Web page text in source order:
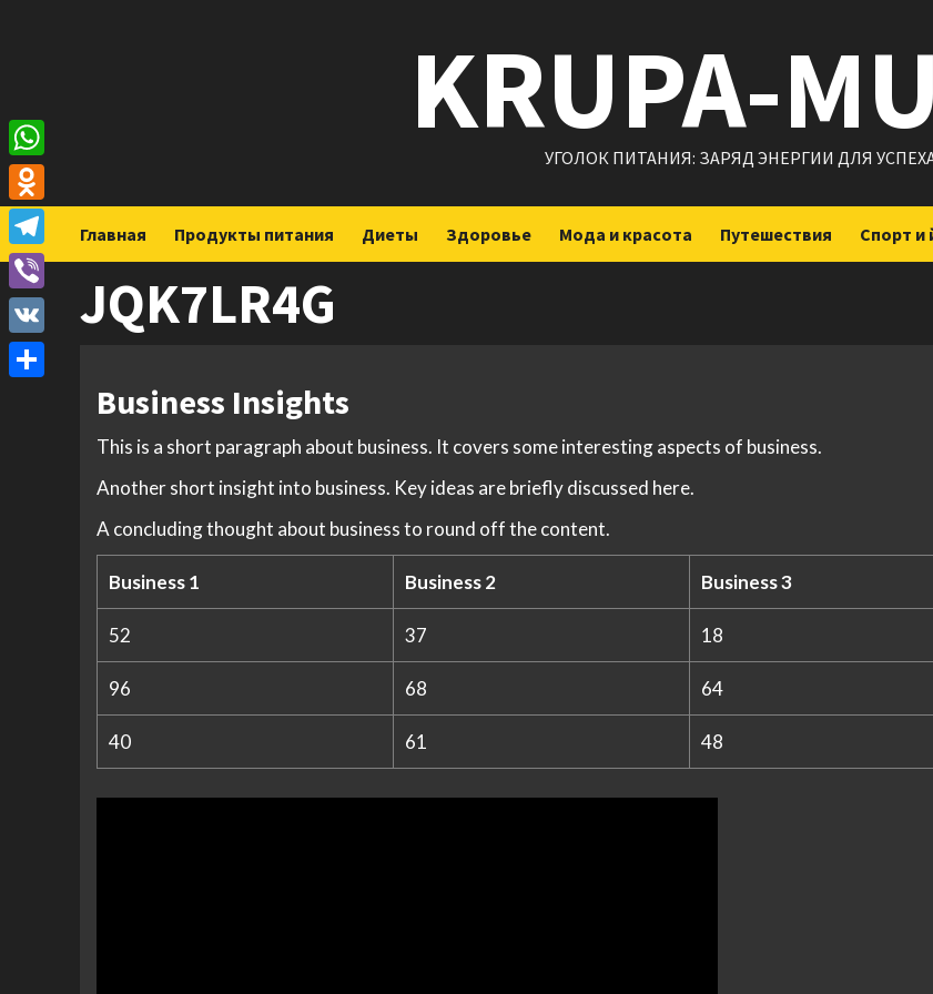
KRUPA-
УГОЛОК ПИТАНИЯ: ЗАРЯД ЭНЕРГИИ ДЛЯ
Главная Продукты питания Диеты Здоровье Мода и красота Путешествия Спорт и
JQK7LR4G
Business Insights
This is a short paragraph about business. It covers some interesting aspects of business.
Another short insight into business. Key ideas are briefly discussed here.
A concluding thought about business to round off the content.
Business 1 Business 2 Business 3
52 37 18
96 68 64
40 61 48
WhatsApp
Odnoklassniki
Telegram
Viber
VK
Отправить